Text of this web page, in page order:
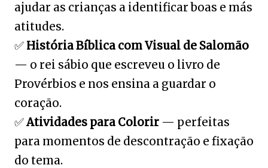
ajudar as crianças a identificar boas e más
atitudes.
✅ História Bíblica com Visual de Salomão
— o rei sábio que escreveu o livro de
Provérbios e nos ensina a guardar o
coração.
✅Atividades para Colorir — perfeitas
para momentos de descontração e fixação
do tema.